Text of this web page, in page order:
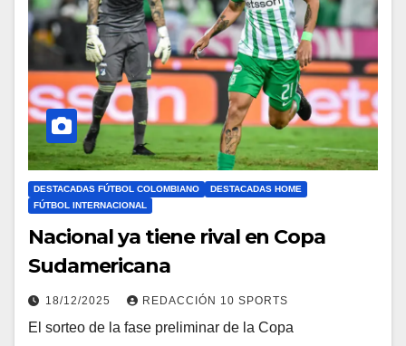
DESTACADAS FÚTBOL COLOMBIANO
DESTACADAS HOME
FÚTBOL INTERNACIONAL
Nacional ya tiene rival en Copa
Sudamericana
18/12/2025 REDACCIÓN 10 SPORTS
El sorteo de la fase preliminar de la Copa